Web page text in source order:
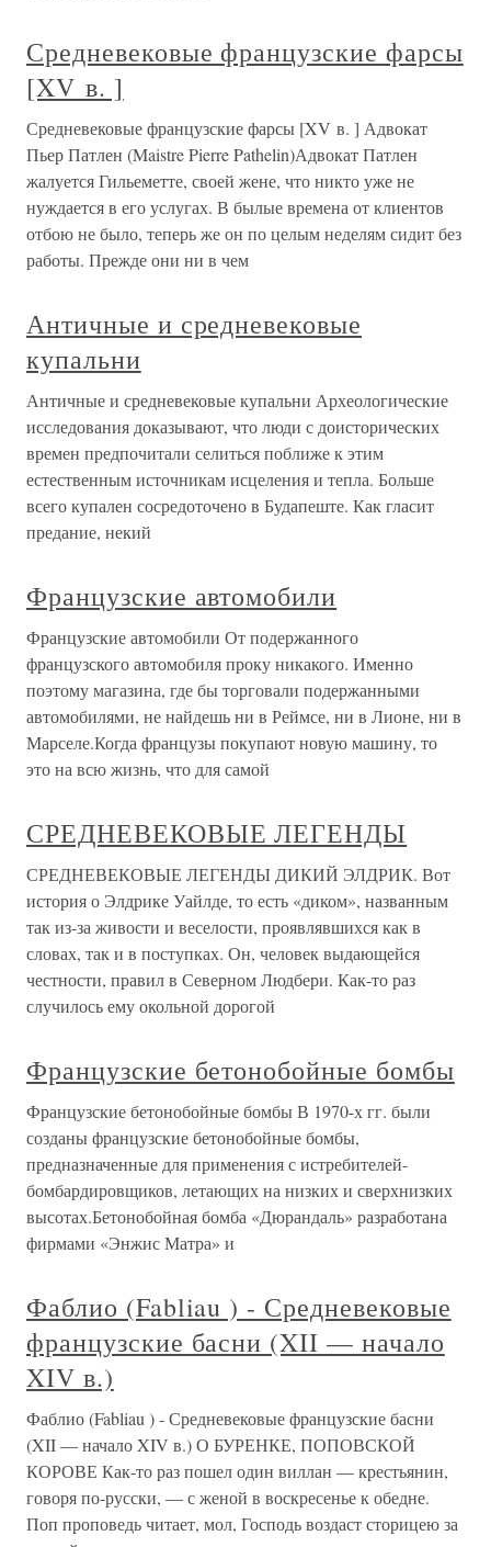
Средневековые французские фарсы
[XV в. ]
Средневековые французские фарсы [XV в. ] Адвокат
Пьер Патлен (Maistre Pierre Pathelin)Адвокат Патлен
жалуется Гильеметте, своей жене, что никто уже не
нуждается в его услугах. В былые времена от клиентов
отбою не было, теперь же он по целым неделям сидит без
работы. Прежде они ни в чем
Античные и средневековые
купальни
Античные и средневековые купальни Археологические
исследования доказывают, что люди с доисторических
времен предпочитали селиться поближе к этим
естественным источникам исцеления и тепла. Больше
всего купален сосредоточено в Будапеште. Как гласит
предание, некий
Французские автомобили
Французские автомобили От подержанного
французского автомобиля проку никакого. Именно
поэтому магазина, где бы торговали подержанными
автомобилями, не найдешь ни в Реймсе, ни в Лионе, ни в
Марселе.Когда французы покупают новую машину, то
это на всю жизнь, что для самой
СРЕДНЕВЕКОВЫЕ ЛЕГЕНДЫ
СРЕДНЕВЕКОВЫЕ ЛЕГЕНДЫ ДИКИЙ ЭЛДРИК. Вот
история о Элдрике Уайлде, то есть «диком», названным
так из-за живости и веселости, проявлявшихся как в
словах, так и в поступках. Он, человек выдающейся
честности, правил в Северном Людбери. Как-то раз
случилось ему окольной дорогой
Французские бетонобойные бомбы
Французские бетонобойные бомбы В 1970-х гг. были
созданы французские бетонобойные бомбы,
предназначенные для применения с истребителей-
бомбардировщиков, летающих на низких и сверхнизких
высотах.Бетонобойная бомба «Дюрандаль» разработана
фирмами «Энжис Матра» и
Фаблио (Fabliau ) - Средневековые
французские басни (XII — начало
XIV в.)
Фаблио (Fabliau ) - Средневековые французские басни
(XII — начало XIV в.) О БУРЕНКЕ, ПОПОВСКОЙ
КОРОВЕ Как-то раз пошел один виллан — крестьянин,
говоря по-русски, — с женой в воскресенье к обедне.
Поп проповедь читает, мол, Господь воздаст сторицею за